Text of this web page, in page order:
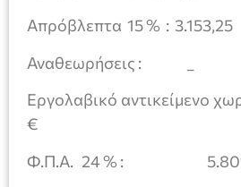
Απρόβλεπτα 15 % : 3.153,25
Αναθεωρήσεις : _
Εργολαβικό αντικείμενο
€
Φ.Π.Α. 24 % :